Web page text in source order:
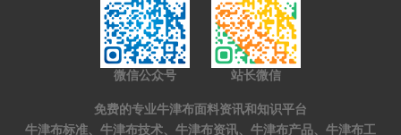
微信公众号 站长微信
免费的专业牛津布面料资讯和知识平台
牛津布标准、牛津布技术、牛津布资讯、牛津布产品、牛津布工